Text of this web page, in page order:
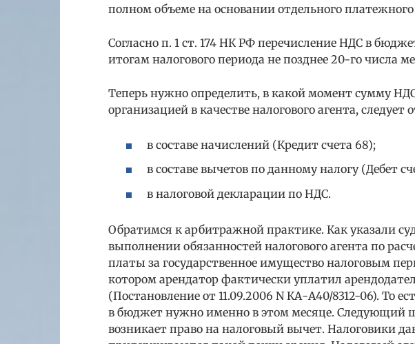
полном объеме на основании отдельного
Согласно п. 1 ст. 174 НК РФ перечисление НДС в
итогам налогового периода не позднее 20-го числа
Теперь нужно определить, в какой момент сумму
организацией в качестве налогового агента, следует
в составе начислений (Кредит счета 68);
в составе вычетов по данному налогу (Дебет
в налоговой декларации по НДС.
Обратимся к арбитражной практике. Как указали
выполнении обязанностей налогового агента по
платы за государственное имущество налоговым
котором арендатор фактически уплатил
(Постановление от 11.09.2006 N КА-А40/8312-06). То
в бюджет нужно именно в этом месяце. Следующий
возникает право на налоговый вычет. Налоговики